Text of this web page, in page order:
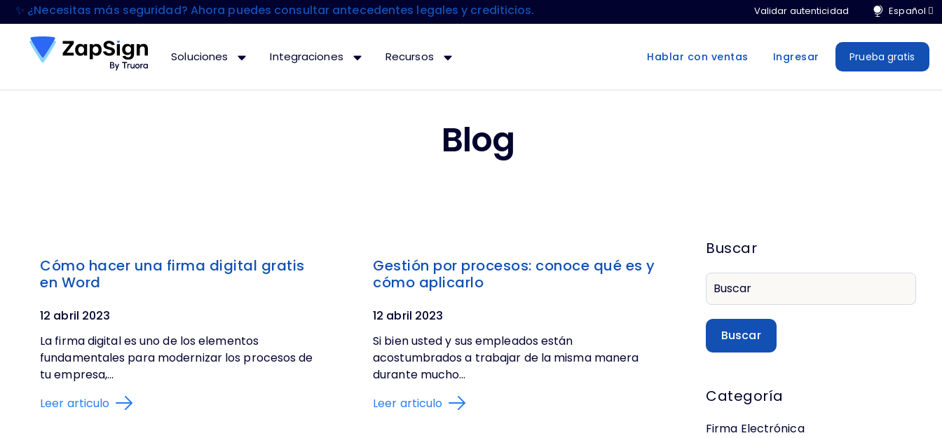
✨ ¿Necesitas más seguridad? Ahora puedes consultar antecedentes legales y crediticios. Validar autenticidad
Soluciones Integraciones Recursos Hablar con ventas Ingresar Prueba gratis
Blog
Cómo hacer una firma digital gratis
en Word
12 abril 2023
La firma digital es uno de los elementos
fundamentales para modernizar los procesos de
tu empresa,...
Leer articulo
Gestión por procesos: conoce qué es y
cómo aplicarlo
12 abril 2023
Si bien usted y sus empleados están
acostumbrados a trabajar de la misma manera
durante mucho...
Leer articulo
Buscar
Buscar
Categoría
Firma Electrónica